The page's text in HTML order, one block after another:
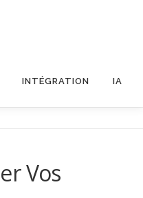
INTÉGRATION IA
Vos